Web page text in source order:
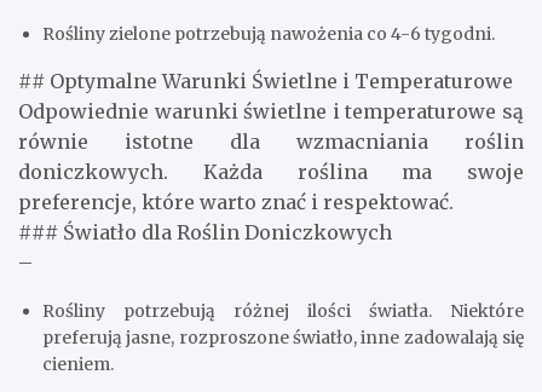
Rośliny zielone potrzebują nawożenia co 4-6 tygodni.
## Optymalne Warunki Świetlne i Temperaturowe
Odpowiednie warunki świetlne i temperaturowe są
równie istotne dla wzmacniania roślin
doniczkowych. Każda roślina ma swoje
preferencje, które warto znać i respektować.
### Światło dla Roślin Doniczkowych
–
Rośliny potrzebują różnej ilości światła. Niektóre
preferują jasne, rozproszone światło, inne zadowalają się
cieniem.